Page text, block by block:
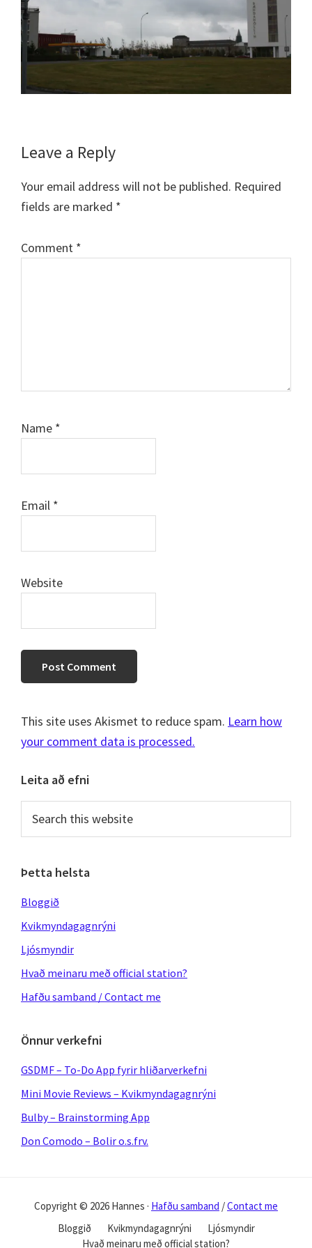
Reader
Interactions
Leave a Reply
Your email address will not be published. Required
fields are marked *
Comment *
Name *
Email *
Website
This site uses Akismet to reduce spam. Learn how
your comment data is processed.
Primary
Sidebar
Leita að efni
this
Þetta helsta
Bloggið
Kvikmyndagagnrýni
Ljósmyndir
Hvað meinaru með official station?
Hafðu samband / Contact me
Önnur verkefni
GSDMF – To-Do App fyrir hliðarverkefni
Mini Movie Reviews – Kvikmyndagagnrýni
Bulby – Brainstorming App
Don Comodo – Bolir o.s.frv.
Copyright © 2026 Hannes · Hafðu samband /Contact me
Bloggið
Kvikmyndagagnrýni
Ljósmyndir
Hvað meinaru með official station?